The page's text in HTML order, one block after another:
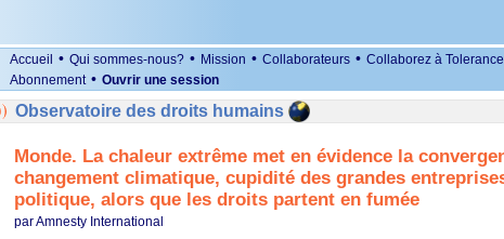
Accueil • Qui sommes-nous? • Mission • Collaborateurs • Collaborez à
Abonnement • Ouvrir une session
Observatoire des droits humains
Monde. La chaleur extrême met en évidence la
changement climatique, cupidité des grandes
politique, alors que les droits partent en fumée
par Amnesty International